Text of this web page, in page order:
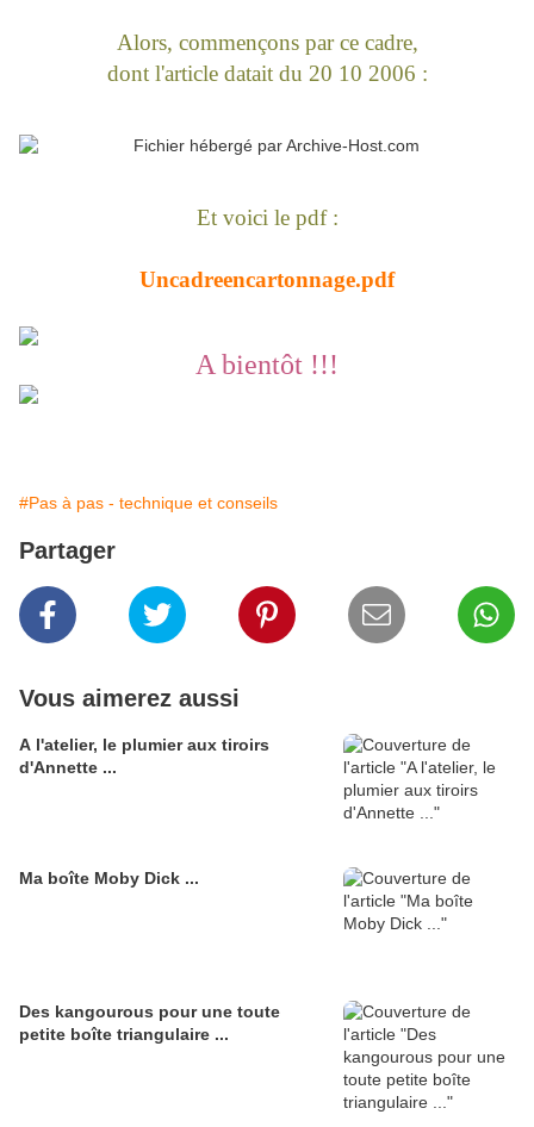
Alors, commençons par ce cadre,
dont l'article datait du 20 10 2006 :
Et voici le pdf :
Uncadreencartonnage.pdf
A bientôt !!!
#Pas à pas - technique et conseils
Partager
Vous aimerez aussi
A l'atelier, le plumier aux tiroirs
d'Annette ...
Ma boîte Moby Dick ...
Des kangourous pour une toute
petite boîte triangulaire ...